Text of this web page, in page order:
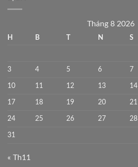
Tháng 8 2026
H B T N S
3 4 5 6 7
10 11 12 13 14
17 18 19 20 21
24 25 26 27 28
31
« Th11